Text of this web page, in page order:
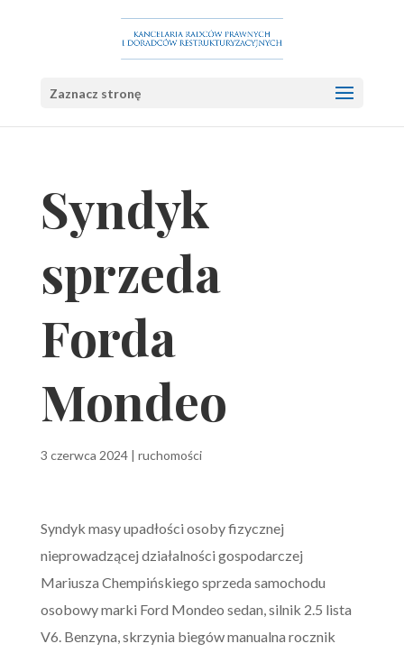
Zaznacz stronę
Syndyk
sprzeda
Forda
Mondeo
3 czerwca 2024| ruchomości
Syndyk masy upadłości osoby fizycznej
nieprowadzącej działalności gospodarczej
Mariusza Chempińskiego sprzeda samochodu
osobowy marki Ford Mondeo sedan, silnik 2.5 lista
V6. Benzyna, skrzynia biegów manualna rocznik